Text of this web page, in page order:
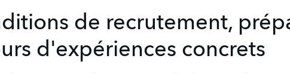
de recrutement,
d'expériences concrets